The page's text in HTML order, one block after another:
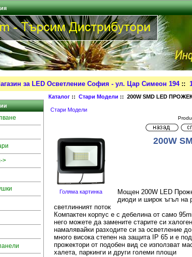
за LED Осветление София - ул. Цар Симеон 194::
>
Каталог ::Стари Модели :: 200W SMD LED
Стари Модели
Голяма картинка
200W
Мощен 200W LED
диоди и широк ъгъл на
светлинният поток
Компактен корпус е с дебелина от само
него можете да замените старите си
намалявайки разходите си за осветление
много висока степен на защита IP 65 и е
прожектори от подобен вид се използват
халета, паркинги и други големи площи